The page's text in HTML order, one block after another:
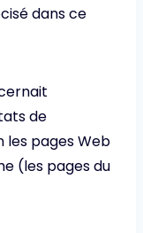
dans ce
de
pages Web
(les pages du